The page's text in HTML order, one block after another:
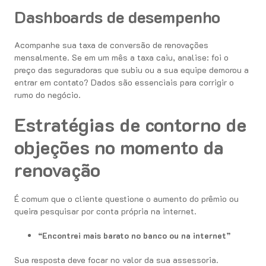
Dashboards de desempenho
Acompanhe sua taxa de conversão de renovações
mensalmente. Se em um mês a taxa caiu, analise: foi o
preço das seguradoras que subiu ou a sua equipe demorou a
entrar em contato? Dados são essenciais para corrigir o
rumo do negócio.
Estratégias de contorno de
objeções no momento da
renovação
É comum que o cliente questione o aumento do prêmio ou
queira pesquisar por conta própria na internet.
“Encontrei mais barato no banco ou na internet”
Sua resposta deve focar no valor da sua assessoria.